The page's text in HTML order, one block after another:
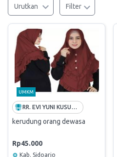
Urutkan Filter
UMKM
RR. EVI YUNI KUSUMA TUNGGA DEWI
kerudung orang dewasa
Rp45.000
Kab. Sidoarjo